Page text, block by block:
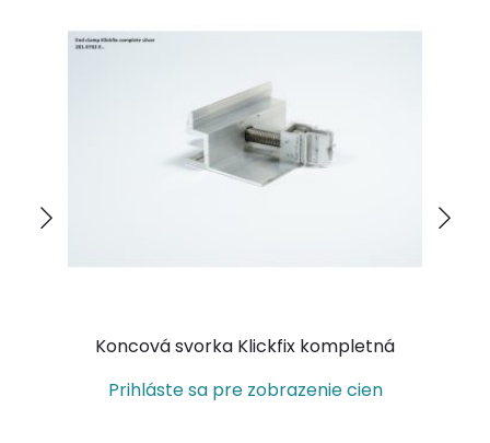
Koncová svorka Klickfix kompletná
Prihláste sa pre zobrazenie cien